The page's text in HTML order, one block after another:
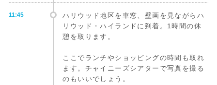
11:45
ハリウッド地区を車窓、壁画を見ながらハ
リウッド・ハイランドに到着。1時間の休
憩を取ります。
ここでランチやショッピングの時間も取れ
ます。チャイニーズシアターで写真を撮る
のもいいでしょう。